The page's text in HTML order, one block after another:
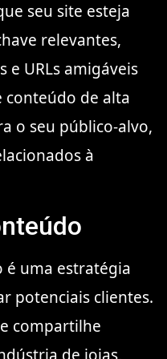
seu site esteja
relevantes,
e URLs amigáveis
conteúdo de alta
o seu público-alvo,
à
é uma estratégia
potenciais clientes.
compartilhe
de joias,